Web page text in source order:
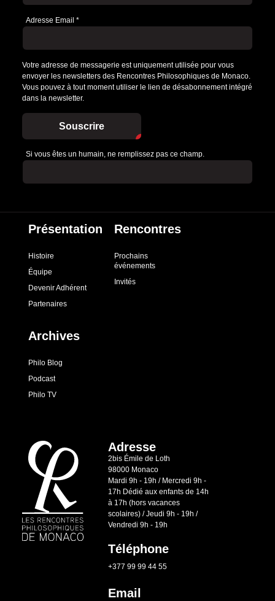
Adresse Email *
Votre adresse de messagerie est uniquement utilisée pour vous
envoyer les newsletters des Rencontres Philosophiques de Monaco.
Vous pouvez à tout moment utiliser le lien de désabonnement intégré
dans la newsletter.
Souscrire
Si vous êtes un humain, ne remplissez pas ce champ.
Présentation
Histoire
Équipe
Devenir Adhérent
Partenaires
Rencontres
Prochains
événements
Invités
Archives
Philo Blog
Podcast
Philo TV
Adresse
2bis Émile de Loth
98000 Monaco
Mardi 9h - 19h / Mercredi 9h -
17h Dédié aux enfants de 14h
à 17h (hors vacances
scolaires) / Jeudi 9h - 19h /
Vendredi 9h - 19h
Téléphone
+377 99 99 44 55
Email